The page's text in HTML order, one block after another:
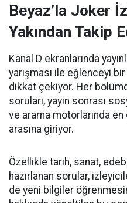
Beyaz’la Joker
Yakından Takip
Kanal D ekranlarında
yarışması ile eğlenceyi
dikkat çekiyor. Her
soruları, yayın sonrası
ve arama motorlarında
arasına giriyor.
Özellikle tarih, sanat,
hazırlanan sorular,
de yeni bilgiler